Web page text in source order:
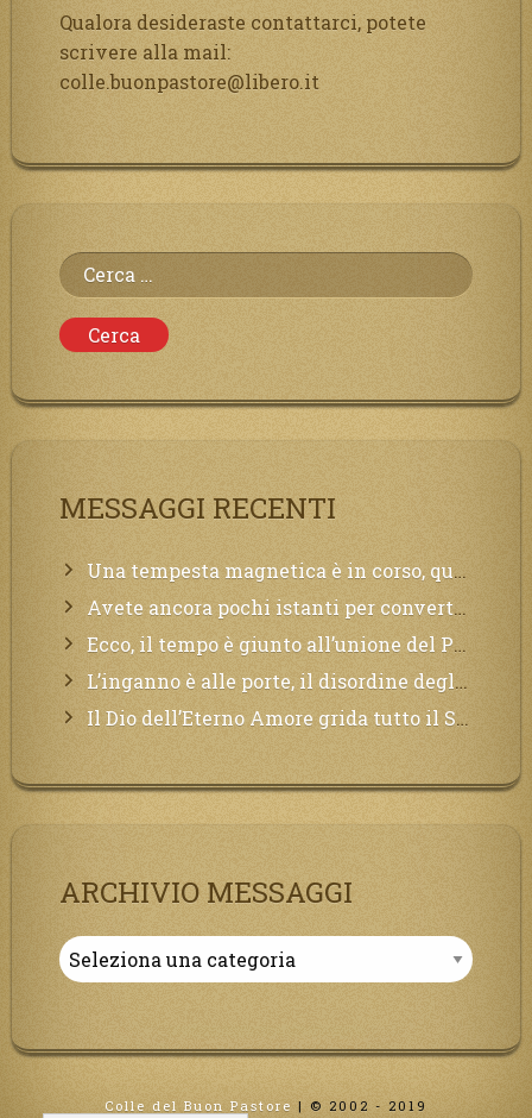
Qualora desideraste contattarci, potete
scrivere alla mail:
colle.buonpastore@libero.it
Ricerca
per:
MESSAGGI RECENTI
Una tempesta magnetica è in corso, questa generazione patirà. Il black out non tarderà ad arrivare e tutta la Terra sarà oscurata.
Avete ancora pochi istanti per convertirvi, non perdete tempo, la sciagura arriverà all’improvviso e per chi non si sarà preparato saranno dolori.
Ecco, il tempo è giunto all’unione del Padre con il figlio, non avete che da attendere pochissimo.
L’inganno è alle porte, il disordine degli ordinati urlerà perdono, ma sarà troppo tardi, il tradimento è stato grande!
Il Dio dell’Eterno Amore grida tutto il Suo bene per i Suoi,richiama a Sé i lontani, affinché si pentano e tornino a Lui:
ARCHIVIO MESSAGGI
Archivio
Messaggi
Colle del Buon Pastore | © 2002 - 2019